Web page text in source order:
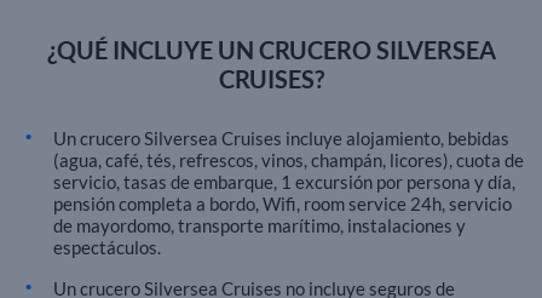
¿QUÉ INCLUYE UN CRUCERO SILVERSEA
CRUISES?
Un crucero Silversea Cruises incluye alojamiento, bebidas
(agua, café, tés, refrescos, vinos, champán, licores), cuota de
servicio, tasas de embarque, 1 excursión por persona y día,
pensión completa a bordo, Wifi, room service 24h, servicio
de mayordomo, transporte marítimo, instalaciones y
espectáculos.
Un crucero Silversea Cruises no incluye seguros de